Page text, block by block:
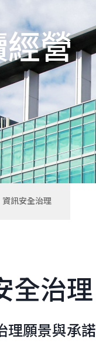
營
資訊安全治理
全治理
理願景與承諾